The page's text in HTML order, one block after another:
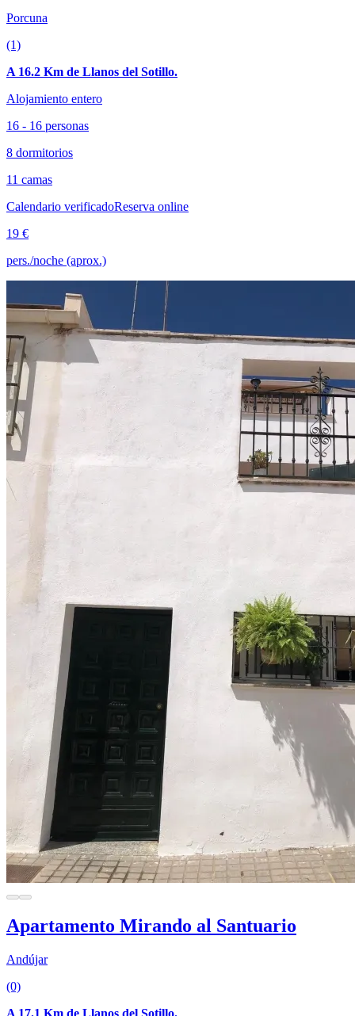
Porcuna
(1)
A 16.2 Km de Llanos del Sotillo.
Alojamiento entero
16 - 16 personas
8 dormitorios
11 camas
Calendario verificadoReserva online
19 €
pers./noche (aprox.)
Apartamento Mirando al Santuario
Andújar
(0)